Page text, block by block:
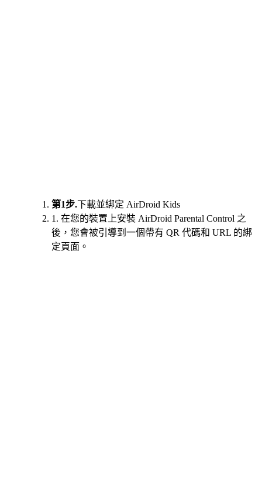
第1步.下載並綁定 AirDroid Kids
1. 在您的裝置上安裝 AirDroid Parental Control 之
後，您會被引導到一個帶有 QR 代碼和 URL 的綁
定頁面。